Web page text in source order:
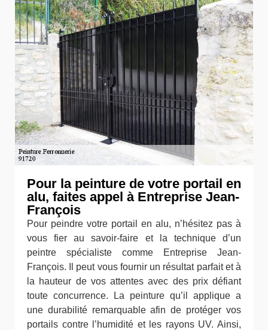
Pour la peinture de votre portail en
alu, faites appel à Entreprise Jean-
François
Pour peindre votre portail en alu, n’hésitez pas à
vous fier au savoir-faire et la technique d’un
peintre spécialiste comme Entreprise Jean-
François. Il peut vous fournir un résultat parfait et à
la hauteur de vos attentes avec des prix défiant
toute concurrence. La peinture qu’il applique a
une durabilité remarquable afin de protéger vos
portails contre l’humidité et les rayons UV. Ainsi,